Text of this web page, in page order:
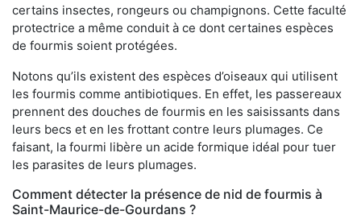
certains insectes, rongeurs ou champignons. Cette faculté
protectrice a même conduit à ce dont certaines espèces
de fourmis soient protégées.
Notons qu’ils existent des espèces d’oiseaux qui utilisent
les fourmis comme antibiotiques. En effet, les passereaux
prennent des douches de fourmis en les saisissants dans
leurs becs et en les frottant contre leurs plumages. Ce
faisant, la fourmi libère un acide formique idéal pour tuer
les parasites de leurs plumages.
Comment détecter la présence de nid de fourmis à
Saint-Maurice-de-Gourdans ?